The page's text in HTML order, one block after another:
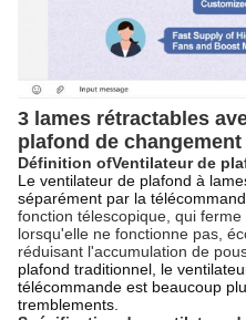
3 lames rétractables
plafond de
Définition ofVentilateur de
Le ventilateur de plafond à
séparément par la
fonction télescopique, qui
lorsqu'elle ne fonctionne pas,
réduisant l'accumulation de
plafond traditionnel, le
télécommande est beaucoup
tremblements.